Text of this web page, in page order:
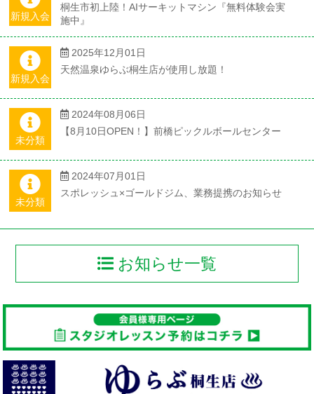
新規入会
桐生市初上陸！AIサーキットマシン『無料体験会実
施中』
新規入会
2025年12月01日
天然温泉ゆらぶ桐生店が使用し放題！
未分類
2024年08月06日
【8月10日OPEN！】前橋ピックルボールセンター
未分類
2024年07月01日
スポレッシュ×ゴールドジム、業務提携のお知らせ
お知らせ一覧